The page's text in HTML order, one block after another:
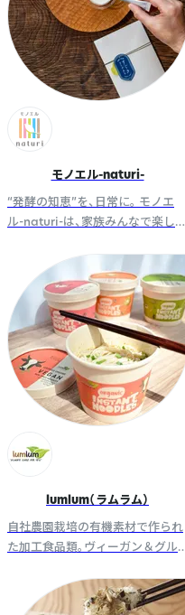
モノエル-naturi-
“発酵の知恵”を、日常に。 モノエ
ル-naturi-は、家族みんなで楽しめ
手伝いしています。
lumlum（ラムラム）
自社農園栽培の有機素材で作られ
た加工食品類。ヴィーガン＆グル
本場の味が手軽に。ソーシャル・プ
ロダクツ・アワード 2024受賞。